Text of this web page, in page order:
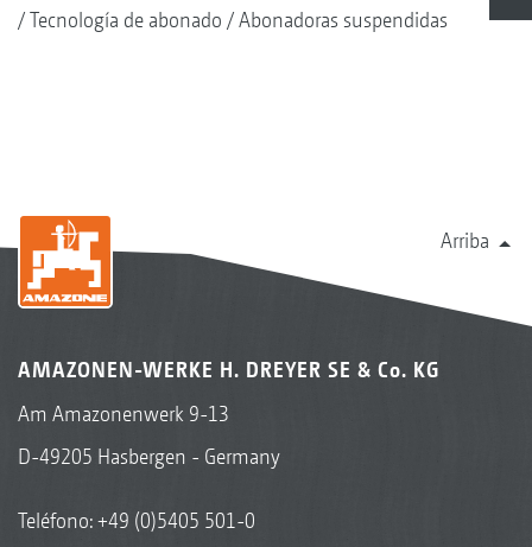
Tecnología de abonado
Abonadoras suspendidas
Arriba
AMAZONEN-WERKE H. DREYER SE & Co. KG
Am Amazonenwerk 9-13
D-49205 Hasbergen - Germany
Teléfono:+49 (0)5405 501-0